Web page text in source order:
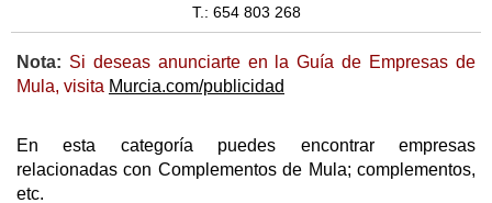
T.: 654 803 268
Nota: Si deseas anunciarte en la Guía de Empresas de
Mula, visita Murcia.com/publicidad
En esta categoría puedes encontrar empresas
relacionadas con Complementos de Mula; complementos,
etc.